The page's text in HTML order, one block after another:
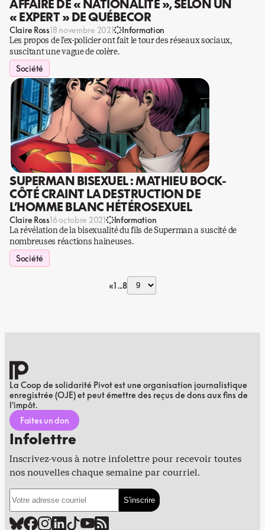
AFFAIRE DE « NATIONALITÉ », SELON UN
« EXPERT » DE QUÉBECOR
Claire Ross18 novembre 2021 Information
Les propos de l’ex-policier ont fait le tour des réseaux sociaux,
suscitant une vague de colère.
Société
SUPERMAN BISEXUEL : MATHIEU BOCK-
CÔTÉ CRAINT LA DESTRUCTION DE
L’HOMME BLANC HÉTÉROSEXUEL
Claire Ross16 octobre 2021 Information
La révélation de la bisexualité du fils de Superman a suscité de
nombreuses réactions haineuses.
Société
«1 8
La Coop de solidarité Pivot est une organisation journalistique
enregistrée (OJE) et peut émettre des reçus de dons aux fins de
l’impôt.
Faites un don
Infolettre
Inscrivez-vous à notre infolettre pour recevoir toutes
nos nouvelles chaque semaine par courriel.